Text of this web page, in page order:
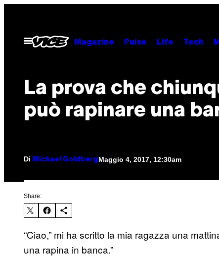
contenuto
Apri
Magazine Pulse Life Tech
La prova che
può rapinare una
Di Michael Goldberg Maggio 4, 2017, 12:30am
Share:
“Ciao,” mi ha scritto la mia ragazza una
una rapina in banca.”